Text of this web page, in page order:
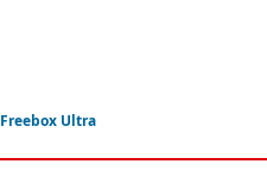
Freebox Ultra